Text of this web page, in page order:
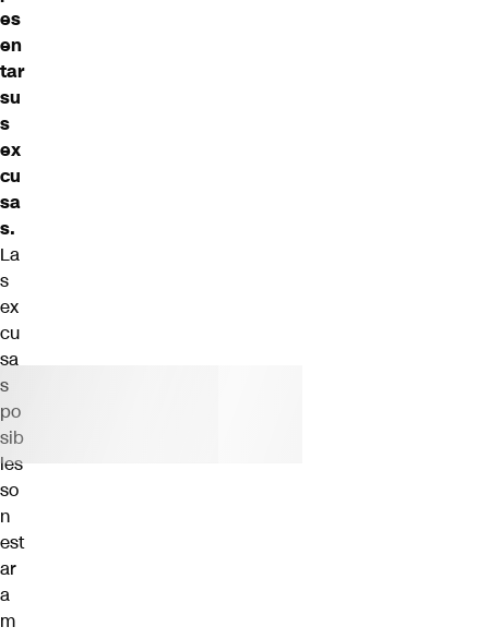
es
en
tar
su
s
ex
cu
sa
s.
La
s
ex
cu
sa
s
po
sib
les
so
n
est
ar
a
m